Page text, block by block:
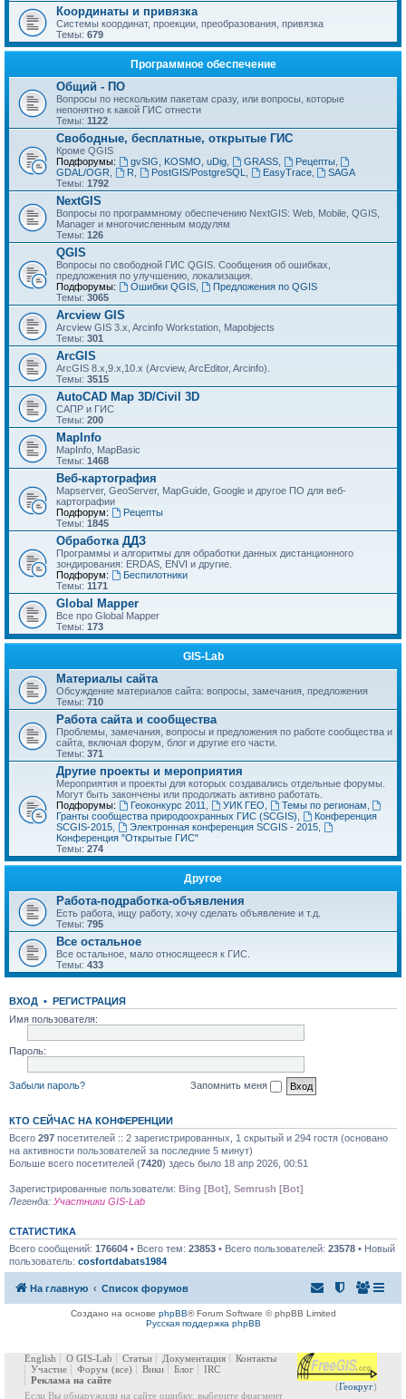
Координаты и привязка
Системы координат, проекции, преобразования, привязка
Темы: 679
Программное обеспечение
Общий - ПО
Вопросы по нескольким пакетам сразу, или вопросы, которые
непонятно к какой ГИС отнести
Темы: 1122
Свободные, бесплатные, открытые ГИС
Кроме QGIS
Подфорумы:
gvSIG, KOSMO, uDig, GRASS, Рецепты,
GDAL/OGR
R PostGIS/PostgreSQL EasyTrace,
SAGA
Темы: 1792
NextGIS
Вопросы по программному обеспечению NextGIS: Web, Mobile, QGIS,
Manager и многочисленным модулям
Темы: 126
QGIS
Вопросы по свободной ГИС QGIS. Сообщения об ошибках,
предложения по улучшению, локализация.
Подфорумы:
Ошибки QGIS,
Предложения по QGIS
Темы: 3065
Arcview GIS
Arcview GIS 3.x, Arcinfo Workstation, Mapobjects
Темы: 301
ArcGIS
ArcGIS 8.x,9.x,10.x (Arcview, ArcEditor, Arcinfo).
Темы: 3515
AutoCAD Map 3D/Civil 3D
САПР и ГИС
Темы: 200
MapInfo
MapInfo, MapBasic
Темы: 1468
Веб-картография
Mapserver, GeoServer, MapGuide, Google и другое ПО для веб-
картографии
Подфорум:
Рецепты
Темы: 1845
Обработка ДДЗ
Программы и алгоритмы для обработки данных дистанционного
зондирования: ERDAS, ENVI и другие.
Подфорум:
Беспилотники
Темы: 1171
Global Mapper
Все про Global Mapper
Темы: 173
GIS-Lab
Материалы сайта
Обсуждение материалов сайта: вопросы, замечания, предложения
Темы: 710
Работа сайта и сообщества
Проблемы, замечания, вопросы и предложения по работе сообщества и
сайта, включая форум, блог и другие его части.
Темы: 371
Другие проекты и мероприятия
Мероприятия и проекты для которых создавались отдельные форумы.
Могут быть закончены или продолжать активно работать.
Подфорумы:
Геоконкурс 2011 УИК ГЕО Темы по регионам
Гранты сообщества природоохранных ГИС (SCGIS)
Конференция
SCGIS-2015
Электронная конференция SCGIS - 2015,
Конференция "Открытые ГИС"
Темы: 274
Другое
Работа-подработка-объявления
Есть работа, ищу работу, хочу сделать объявление и т.д.
Темы: 795
Все остальное
Все остальное, мало относящееся к ГИС.
Темы: 433
ВХОД • РЕГИСТРАЦИЯ
Имя пользователя:
Пароль:
Забыли пароль? Запомнить меня
КТО СЕЙЧАС НА КОНФЕРЕНЦИИ
Всего 297 посетителей :: 2 зарегистрированных, 1 скрытый и 294 гостя (основано
на активности пользователей за последние 5 минут)
Больше всего посетителей (7420) здесь было 18 апр 2026, 00:51
Зарегистрированные пользователи: Bing [Bot] Semrush [Bot]
Легенда: Участники GIS-Lab
СТАТИСТИКА
Всего сообщений: 176604 • Всего тем: 23853 • Всего пользователей: 23578 • Новый
пользователь: cosfortdabats1984
На главную Список форумов
Создано на основе phpBB® Forum Software © phpBB Limited
Русская поддержка phpBB
(Геокруг)
English О GIS-Lab Статьи Документация
Контакты
Участие
Форум (все) Вики Блог
IRC
Реклама на сайте
Если Вы обнаружили на сайте ошибку, выберите фрагмент